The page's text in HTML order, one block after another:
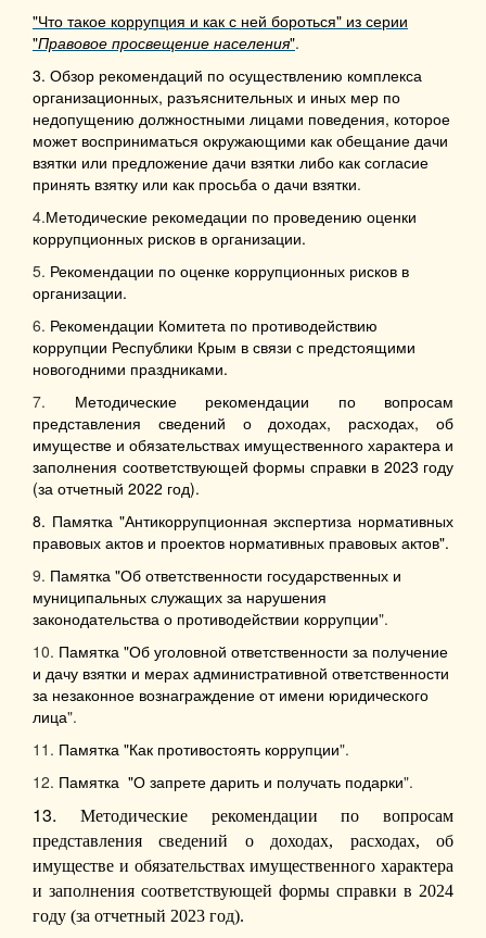
"Что такое коррупция и как с ней бороться" из серии
"Правовое просвещение населения".
3. Обзор рекомендаций по осуществлению комплекса
организационных, разъяснительных и иных мер по
недопущению должностными лицами поведения, которое
может восприниматься окружающими как обещание дачи
взятки или предложение дачи взятки либо как согласие
принять взятку или как просьба о дачи взятки.
4.Методические рекомедации по проведению оценки
коррупционных рисков в организации.
5. Рекомендации по оценке коррупционных рисков в
организации.
6. Рекомендации Комитета по противодействию
коррупции Республики Крым в связи с предстоящими
новогодними праздниками.
7. Методические рекомендации по вопросам
представления сведений о доходах, расходах, об
имуществе и обязательствах имущественного характера и
заполнения соответствующей формы справки в 2023 году
(за отчетный 2022 год).
8. Памятка "Антикоррупционная экспертиза нормативных
правовых актов и проектов нормативных правовых актов".
9. Памятка "Об ответственности государственных и
муниципальных служащих за нарушения
законодательства о противодействии коррупции".
10. Памятка "Об уголовной ответственности за получение
и дачу взятки и мерах административной ответственности
за незаконное вознаграждение от имени юридического
лица".
11. Памятка "Как противостоять коррупции".
12. Памятка "О запрете дарить и получать подарки".
13. Методические рекомендации
по вопросам
представления сведений
о доходах, расходах, об
имуществе и обязательствах имущественного характера
и заполнения соответствующей формы справки в 2024
году (за отчетный 2023 год).